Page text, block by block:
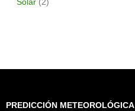
PREDICCIÓN METEOROLÓGICA